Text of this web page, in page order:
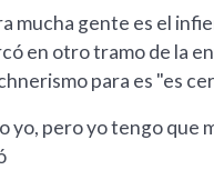
mucha gente es el
en otro tramo de la
para es "es
yo, pero yo tengo que